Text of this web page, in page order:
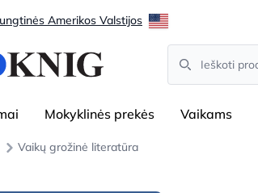
Amerikos Valstijos
Search
Mokyklinės prekės Vaikams
Vaikų grožinė literatūra